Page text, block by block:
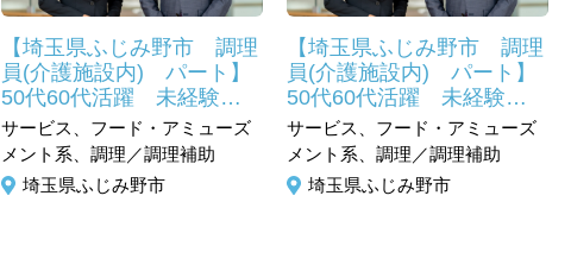
【埼玉県ふじみ野市 調理
員(介護施設内) パート】
50代60代活躍 未経験
OK 昭和41年創業のグル
ープ企業！
サービス、フード・アミューズ
メント系、調理／調理補助
埼玉県ふじみ野市
【埼玉県ふじみ野市 調理
員(介護施設内) パート】
50代60代活躍 未経験
OK 昭和41年創業のグル
ープ企業！
サービス、フード・アミューズ
メント系、調理／調理補助
埼玉県ふじみ野市